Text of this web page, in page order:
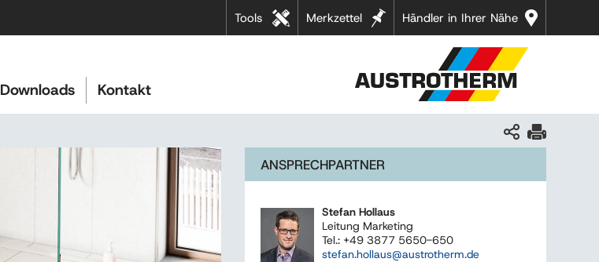
Händler in Ihrer Nähe
Merkzettel
Tools
Downloads Kontakt
ANSPRECHPARTNER
Stefan Hollaus
Leitung Marketing
Tel.: +49 3877 5650-650
stefan.hollaus@austrotherm.de